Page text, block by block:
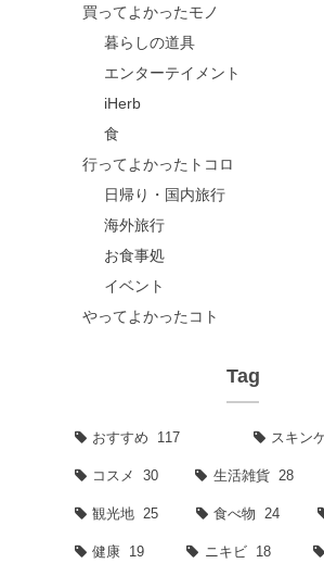
買ってよかったモノ
暮らしの道具
エンターテイメント
iHerb
食
行ってよかったトコロ
日帰り・国内旅行
海外旅行
お食事処
イベント
やってよかったコト
Tag
おすすめ 117 スキン
コスメ 30 生活雑貨 28
観光地 25 食べ物 24
健康 19 ニキビ 18